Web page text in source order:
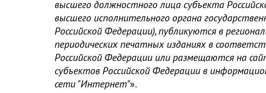
высшего должностного лица субъекта
высшего исполнительного органа
Российской Федерации), публикуются в
периодических печатных изданиях в
Российской Федерации или размещаются на
субъектов Российской Федерации в
сети "Интернет"».